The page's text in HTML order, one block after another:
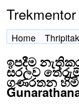
Trekmentor
Home
ඉපදීම
සරලව
ගුණරතන හිමි